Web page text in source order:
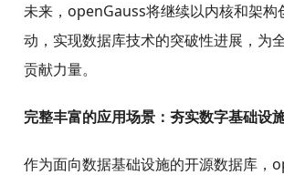
未来，openGauss将继续以内核和架构
动，实现数据库技术的突破性进展，为
贡献力量。
完整丰富的应用场景：夯实数字基础设
作为面向数据基础设施的开源数据库，